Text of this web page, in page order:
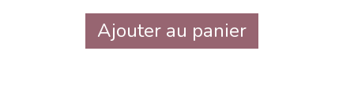
Ajouter au panier